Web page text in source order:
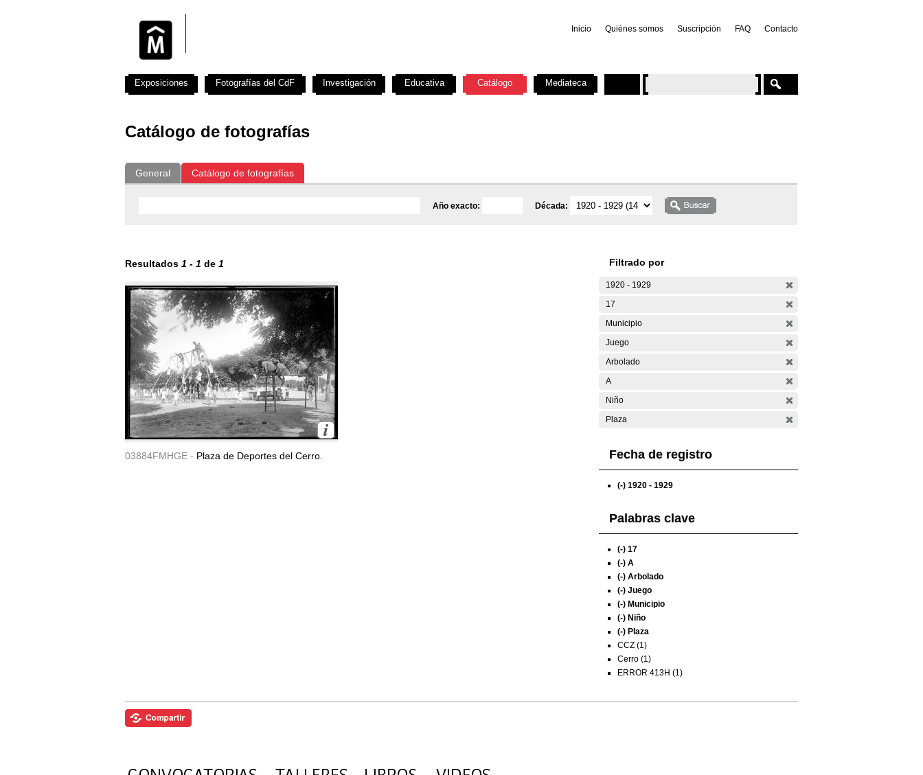
Inicio Quiénes somos Suscripción FAQ Contacto
Catálogo de fotografías
General Catálogo de fotografías
Año exacto: Década:
Resultados 1 - 1 de 1
03884FMHGE - Plaza de Deportes del Cerro.
Filtrado por
1920 - 1929
17
Municipio
Juego
Arbolado
A
Niño
Plaza
Fecha de registro
(-) 1920 - 1929
Palabras clave
(-) 17
(-) A
(-) Arbolado
(-) Juego
(-) Municipio
(-) Niño
(-) Plaza
CCZ (1)
Cerro (1)
ERROR 413H (1)
Exposiciones Fotografías del CdF Investigación Educativa Catálogo Mediateca